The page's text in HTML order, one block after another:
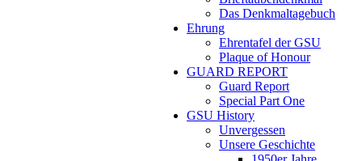
Das Denkmaltagebuch
Ehrung
Ehrentafel der GSU
Plaque of Honour
GUARD REPORT
Guard Report
Special Part One
GSU History
Unvergessen
Unsere Geschichte